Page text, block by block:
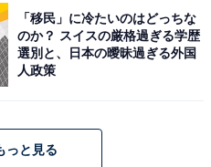
2
「移民」に冷たいのはどっちな
のか？ スイスの厳格過ぎる学歴
選別と、日本の曖昧過ぎる外国
人政策
っと見る